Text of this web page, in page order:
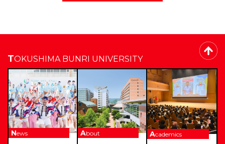
TOKUSHIMA BUNRI UNIVERSITY
News About Academics